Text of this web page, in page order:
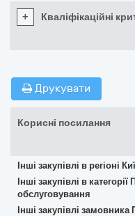
+ Кваліфікаційні
Друкувати
Корисні посилання
Інші закупівлі в регіоні
Інші закупівлі в
обслуговування
Інші закупівлі